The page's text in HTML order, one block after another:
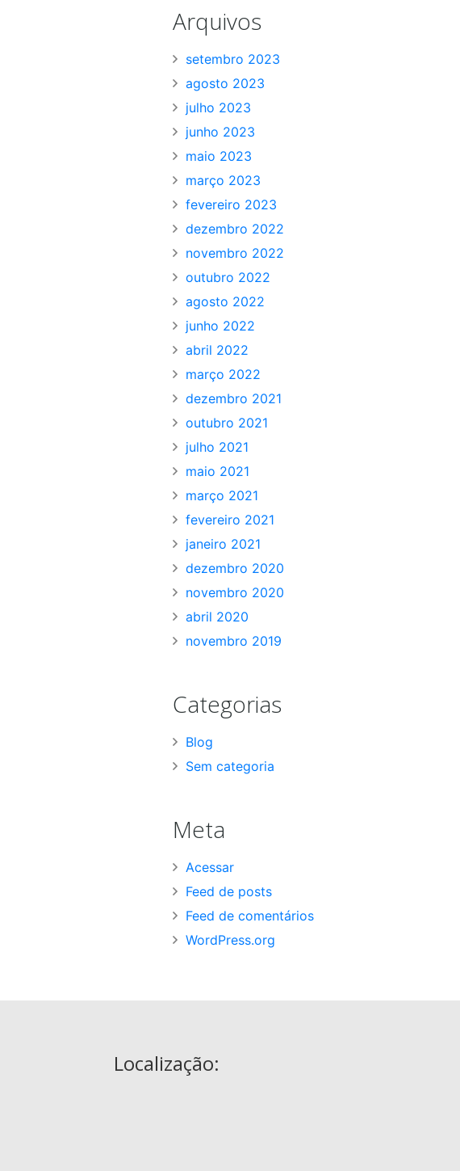
Arquivos
setembro 2023
agosto 2023
julho 2023
junho 2023
maio 2023
março 2023
fevereiro 2023
dezembro 2022
novembro 2022
outubro 2022
agosto 2022
junho 2022
abril 2022
março 2022
dezembro 2021
outubro 2021
julho 2021
maio 2021
março 2021
fevereiro 2021
janeiro 2021
dezembro 2020
novembro 2020
abril 2020
novembro 2019
Categorias
Blog
Sem categoria
Meta
Acessar
Feed de posts
Feed de comentários
WordPress.org
Localização: